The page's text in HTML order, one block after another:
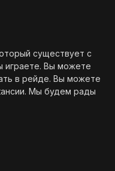
существует с
играете. Вы можете
в рейде. Вы можете
. Мы будем рады